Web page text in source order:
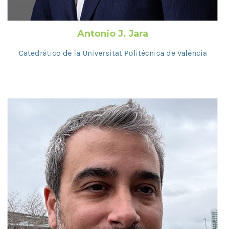
Antonio J. Jara
Catedrático de la Universitat Politècnica de València